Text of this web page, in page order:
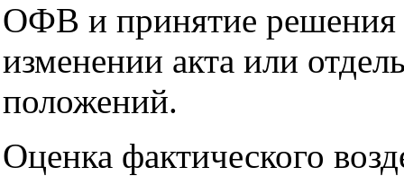
ОФВ и принятие решения
изменении акта или
положений.
Оценка фактического